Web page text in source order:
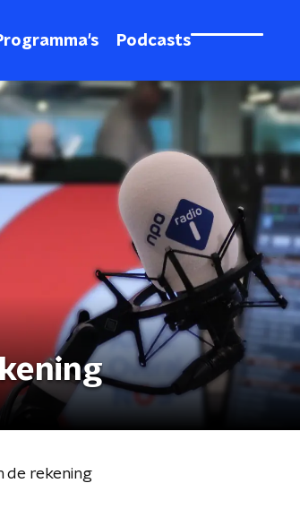
Podcasts
de rekening